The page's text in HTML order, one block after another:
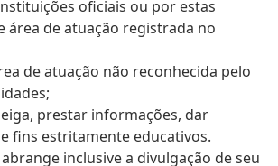
oficiais ou por estas
área de atuação registrada no
de atuação não reconhecida pelo
prestar informações, dar
fins estritamente educativos.
inclusive a divulgação de seu